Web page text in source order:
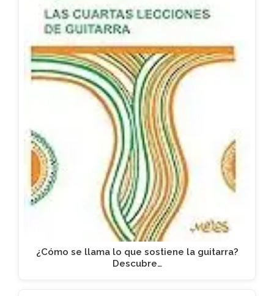
¿Cómo se llama lo que sostiene la guitarra?
Descubre…